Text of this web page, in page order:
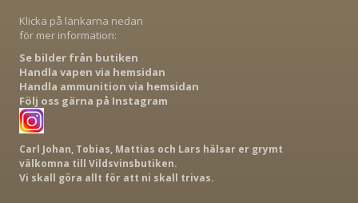
Klicka på länkarna nedan
för mer information:
Se bilder från butiken
Handla vapen via hemsidan
Handla ammunition via hemsidan
Följ oss gärna på Instagram
Carl Johan, Tobias, Mattias och Lars hälsar er grymt
välkomna till Vildsvinsbutiken.
Vi skall göra allt för att ni skall trivas.